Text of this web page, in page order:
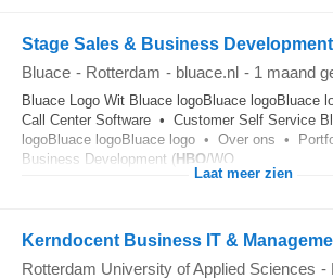
Stage Sales & Business Development
Bluace - Rotterdam - bluace.nl - 1 maand
Bluace Logo Wit Bluace logoBluace logoBluace
Call Center Software • Customer Self Service
logoBluace logoBluace logo • Over ons •
Business Development (HBO/WO...
Laat meer zien
Kerndocent Business IT &
Rotterdam University of Applied Sciences -